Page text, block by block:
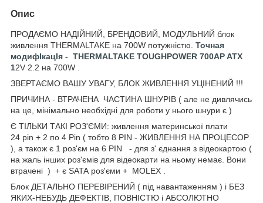
Опис
ПРОДАЄМО НАДІЙНИЙ, БРЕНДОВИЙ, МОДУЛЬНИЙ блок
живлення THERMALTAKE на 700W потужністю. Точная
модифІкацІя - THERMALTAKE TOUGHPOWER 700AP ATX
12V 2.2 на 700W .
ЗВЕРТАЄМО ВАШУ УВАГУ, БЛОК ЖИВЛЕННЯ УЦІНЕНИЙ !!!
ПРИЧИНА - ВТРАЧЕНА ЧАСТИНА ШНУРІВ ( але не дивлячись
на це, мінімально необхідні для роботи у нього шнури є )
Є ТІЛЬКИ ТАКІ РОЗ'ЄМИ: живлення материнської плати
24 pin + 2 по 4 Pin ( тобто 8 PIN - ЖИВЛЕННЯ НА ПРОЦЕСОР
), а також є 1 роз'єм на 6 PIN - для з' єднання з відеокартою (
на жаль інших роз'ємів для відеокарти на ньому немає. Вони
втрачені ) + є SATA роз'єми + MOLEX .
Блок ДЕТАЛЬНО ПЕРЕВІРЕНИЙ ( під навантаженням ) і БЕЗ
ЯКИХ-НЕБУДЬ ДЕФЕКТІВ, ПОВНІСТЮ і АБСОЛЮТНО